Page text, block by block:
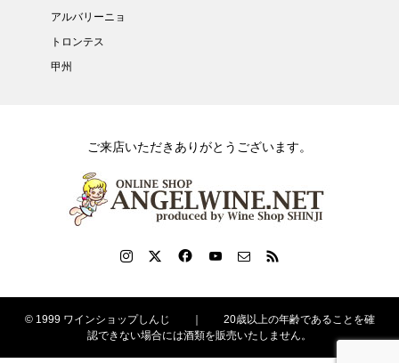
アルバリーニョ
トロンテス
甲州
ご来店いただきありがとうございます。
© 1999 ワインショップしんじ ｜ 20歳以上の年齢であることを確
認できない場合には酒類を販売いたしません。